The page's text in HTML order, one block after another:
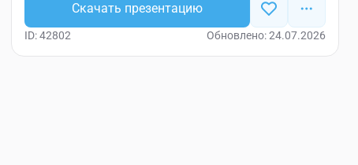
Скачать презентацию
ID: 42802 Обновлено: 24.07.2026